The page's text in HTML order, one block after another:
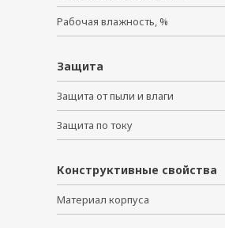
Рабочая влажность, %
Защита
Защита от пыли и влаги
Защита по току
Конструктивные свойства
Материал корпуса